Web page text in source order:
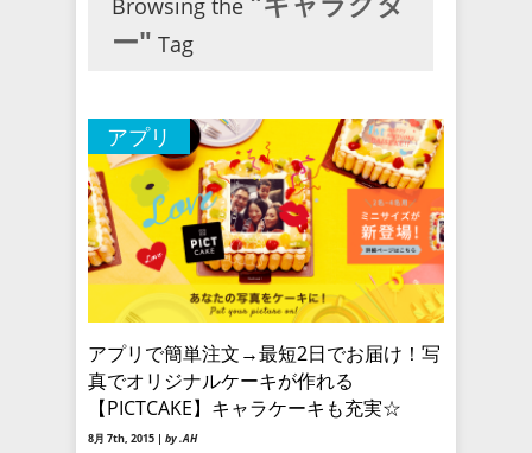
Browsing the
ー" Tag
アプリ
アプリで簡単注文→最短2日でお届け！写
真でオリジナルケーキが作れる
【PICTCAKE】キャラケーキも充実☆
8月 7th, 2015 | by .AH